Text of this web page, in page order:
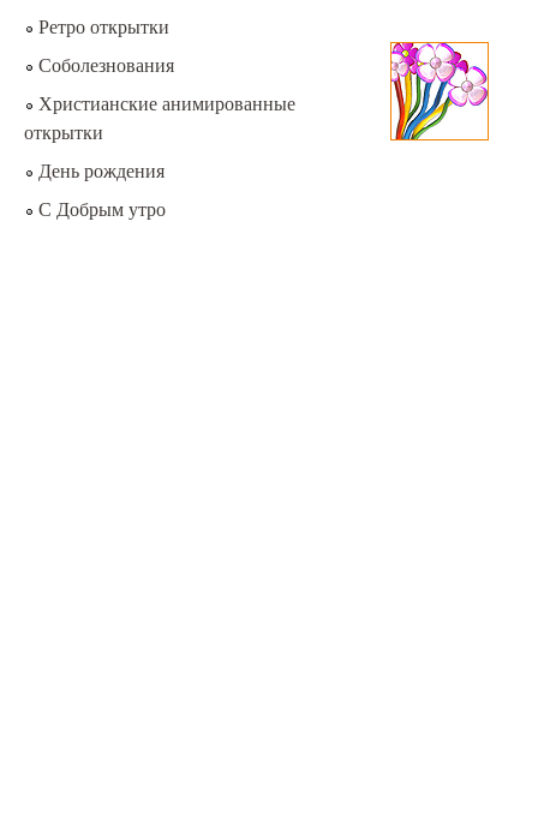
Ретро открытки
Соболезнования
Христианские анимированные
открытки
День рождения
С Добрым утро